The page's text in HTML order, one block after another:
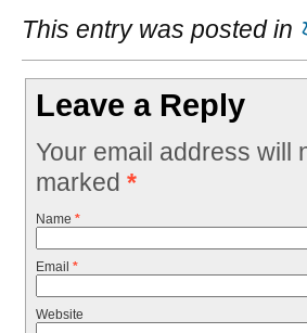
This entry was posted in
Leave a Reply
Your email address will
marked *
Name *
Email *
Website